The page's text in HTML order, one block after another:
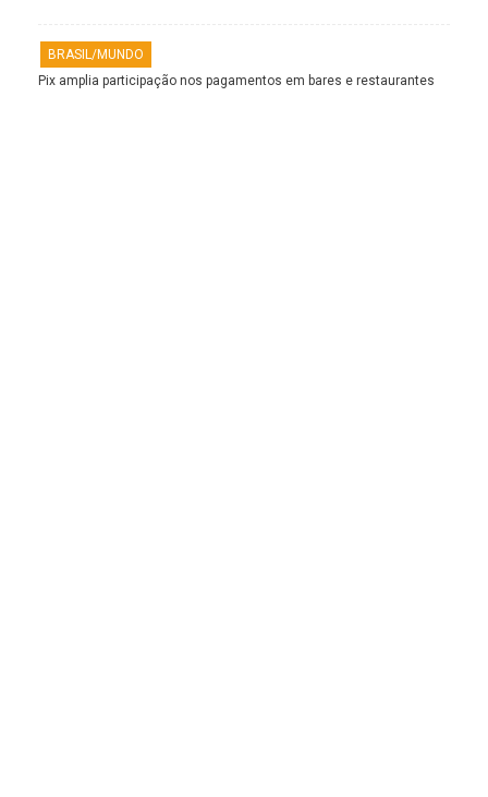
BRASIL/MUNDO
Pix amplia participação nos pagamentos em bares e restaurantes